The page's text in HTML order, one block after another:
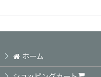
ホーム